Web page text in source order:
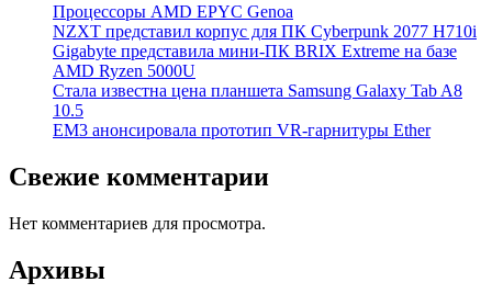
Процессоры AMD EPYC Genoa
NZXT представил корпус для ПК Cyberpunk 2077 H710i
Gigabyte представила мини-ПК BRIX Extreme на базе
AMD Ryzen 5000U
Стала известна цена планшета Samsung Galaxy Tab A8
10.5
EM3 анонсировала прототип VR-гарнитуры Ether
Свежие комментарии
Нет комментариев для просмотра.
Архивы